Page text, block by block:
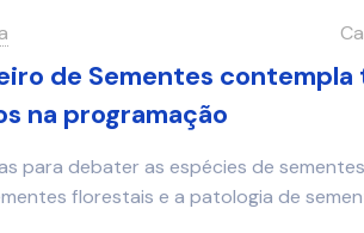
de Sementes contempla
na programação
para debater as espécies de sementes
florestais e a patologia de